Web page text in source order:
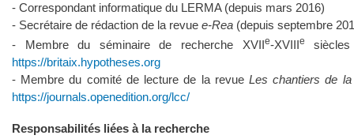
- Correspondant informatique du LERMA (depuis mars 2016)
- Secrétaire de rédaction de la revue e-Rea (depuis septembre
- Membre du séminaire de recherche XVIIe-XVIIIe
https://britaix.hypotheses.org
- Membre du comité de lecture de la revue Les chantiers de la
https://journals.openedition.org/lcc/
Responsabilités liées à la recherche